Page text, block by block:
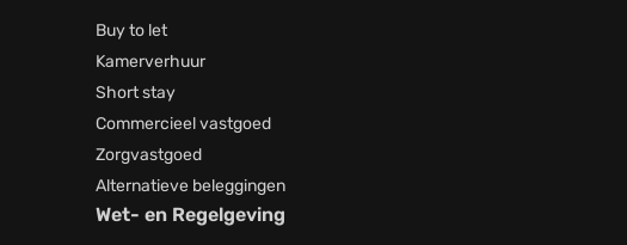
Buy to let
Kamerverhuur
Short stay
Commercieel vastgoed
Zorgvastgoed
Alternatieve beleggingen
Wet- en Regelgeving